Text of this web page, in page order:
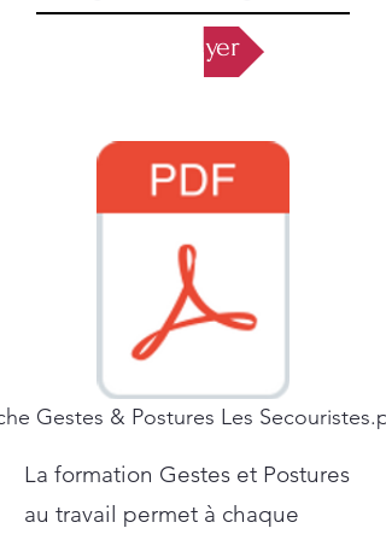
Envoyer
Gestes & Postures Les
La formation Gestes et Postures
au travail permet à chaque